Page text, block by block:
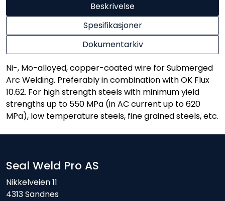
Beskrivelse
Spesifikasjoner
Dokumentarkiv
Ni-, Mo-alloyed, copper-coated wire for Submerged
Arc Welding. Preferably in combination with OK Flux
10.62. For high strength steels with minimum yield
strengths up to 550 MPa (in AC current up to 620
MPa), low temperature steels, fine grained steels, etc.
Seal Weld Pro AS
Nikkelveien 11
4313 Sandnes